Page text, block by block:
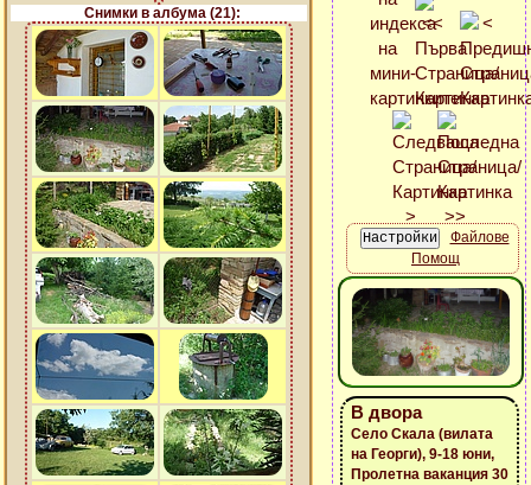
Снимки в албума (21):
Файлове
Помощ
В двора
Село Скала (вилата
на Георги), 9-18 юни,
Пролетна ваканция 30